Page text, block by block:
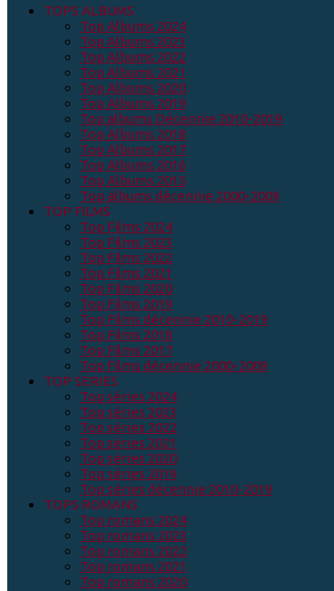
TOPS ALBUMS
Top Albums 2024
Top Albums 2023
Top Albums 2022
Top Albums 2021
Top Albums 2020
Top Albums 2019
Top albums Décennie 2010-2019
Top Albums 2018
Top Albums 2017
Top Albums 2016
Top Albums 2015
Top albums décennie 2000-2009
TOP FILMS
Top Films 2024
Top Films 2023
Top Films 2022
Top Films 2021
Top Films 2020
Top Films 2019
Top Films décennie 2010-2019
Top Films 2018
Top Films 2017
Top Films décennie 2000-2009
TOP SERIES
Top séries 2024
Top séries 2023
Top séries 2022
Top séries 2021
Top séries 2020
Top séries 2019
Top séries décennie 2010-2019
TOPS ROMANS
Top romans 2024
Top romans 2023
Top romans 2022
Top romans 2021
Top romans 2020